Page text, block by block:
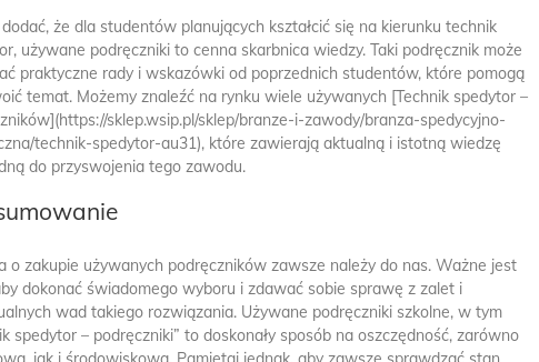
że dla studentów planujących kształcić się na kierunku technik
używane podręczniki to cenna skarbnica wiedzy. Taki podręcznik może
praktyczne rady i wskazówki od poprzednich studentów, które pomogą
temat. Możemy znaleźć na rynku wiele używanych [Technik spedytor –
sklep.wsip.pl/sklep/branze-i-zawody/branza-spedycyjno-
technik-spedytor-au31), które zawierają aktualną i istotną wiedzę
do przyswojenia tego zawodu.
o zakupie używanych podręczników zawsze należy do nas. Ważne jest
dokonać świadomego wyboru i zdawać sobie sprawę z zalet i
wad takiego rozwiązania. Używane podręczniki szkolne, w tym
spedytor – podręczniki” to doskonały sposób na oszczędność, zarówno